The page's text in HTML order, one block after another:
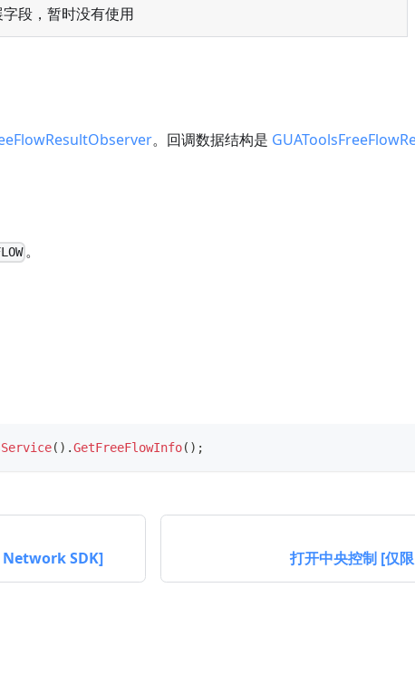
段，暂时没有使用
。回调数据结构是
。
( ) .GetFreeFlowInfo( ) ;
Network SDK] 打开中央控制 [仅